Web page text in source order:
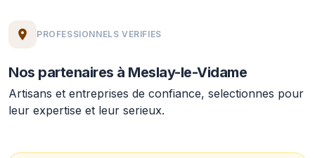
PROFESSIONNELS VERIFIES
Nos partenaires à Meslay-le-Vidame
Artisans et entreprises de confiance, selectionnes pour
leur expertise et leur serieux.